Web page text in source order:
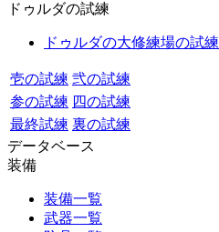
ドゥルダの試練
ドゥルダの大修練場の試練
壱の試練 弐の試練
参の試練 四の試練
最終試練 裏の試練
データベース
装備
装備一覧
武器一覧